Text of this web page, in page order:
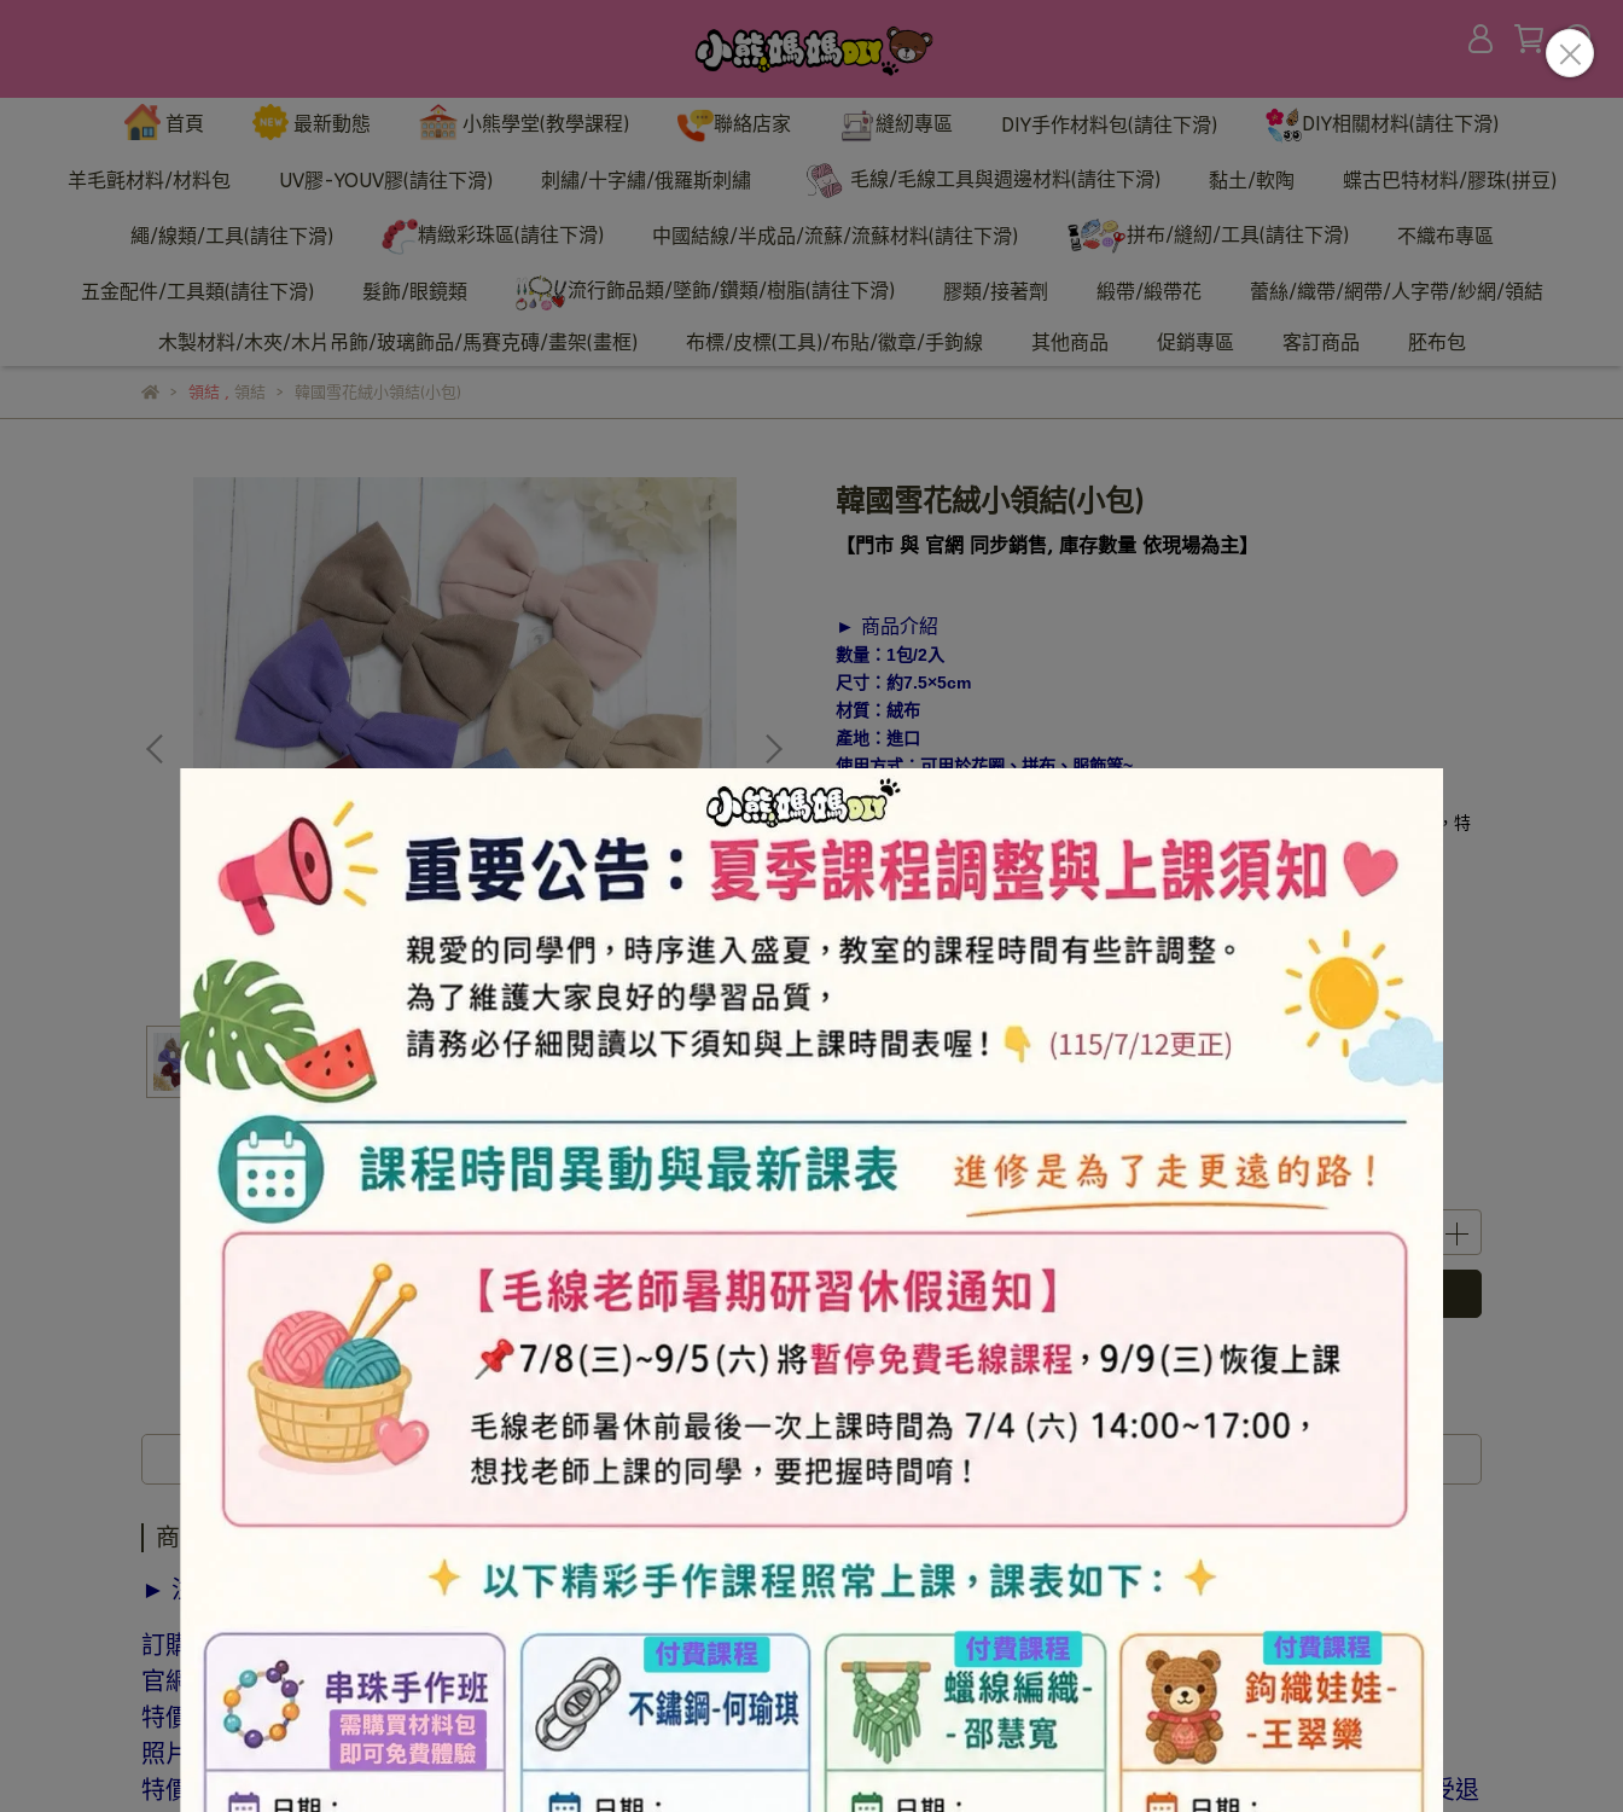
首頁 最新動態 小熊學堂(教學課程) 聯絡店家 縫紉專區 DIY手作材料包(請往下滑) DIY相關材料(請往下滑)
羊毛氈材料/材料包 UV膠-YOUV膠(請往下滑) 刺繡/十字繡/俄羅斯刺繡 毛線/毛線工具與週邊材料(請往下滑) 黏土/軟陶 蝶古巴特材料/膠珠(拼豆)
繩/線類/工具(請往下滑) 精緻彩珠區(請往下滑) 中國結線/半成品/流蘇/流蘇材料(請往下滑) 拼布/縫紉/工具(請往下滑) 不織布專區
五金配件/工具類(請往下滑) 髮飾/眼鏡類 流行飾品類/墜飾/鑽類/樹脂(請往下滑) 膠類/接著劑 緞帶/緞帶花 蕾絲/織帶/網帶/人字帶/紗網/領結
木製材料/木夾/木片吊飾/玻璃飾品/馬賽克磚/畫架(畫框) 布標/皮標(工具)/布貼/徽章/手鉤線 其他商品 促銷專區 客訂商品 胚布包
領結 , 領結 韓國雪花絨小領結(小包)
韓國雪花絨小領結(小包)
【門市 與 官網 同步銷售, 庫存數量 依現場為主】
► 商品介紹
數量：1包/2入
尺寸：約7.5×5cm
材質：絨布
產地：進口
使用方式：可用於花圈、拼布、服飾等~
►VIP會員-售價85折
(部份商品9折，特
價商品、品牌商品及促銷活動不折扣)
► 如何加入會員⇒ https://pse.is/3njdxz
NT$30
供貨狀況:尚有庫存
酒紅
加入購物車
加入最愛 此商品 「 最高 」可以折抵紅利0 點 (約等於NT$0)
商品介紹 規格說明
商品介紹
► 注意事項
訂購前請詳閱「線上訂購流程說明」及「退換貨需知」，謝謝。
官網與門市同步銷售，如遇缺貨會由專人與您聯繫。
特價商品，會員不再提供折扣優惠。
照片因拍攝光線與螢幕色差而有所差異，實際顏色與網路呈現略有不同，將以實際出貨商品為準。
特價品、客訂商品、毛線、緞帶、繩線、零碼商品、工具、消耗性商品(如膠類…等)，與著作權商品(如書籍…等)，恕不接受退